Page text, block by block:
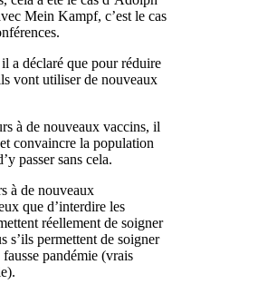
Mein Kampf, c’est le cas
a déclaré que pour réduire
vont utiliser de nouveaux
à de nouveaux vaccins, il
convaincre la population
passer sans cela.
à de nouveaux
que d’interdire les
réellement de soigner
s’ils permettent de soigner
pandémie (vrais